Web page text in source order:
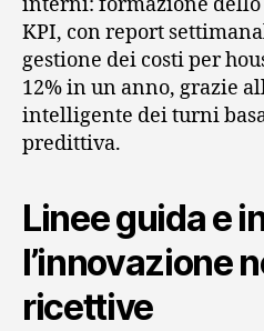
interni: formazione dello
KPI, con report
gestione dei costi per
12% in un anno, grazie
intelligente dei turni
predittiva.
Linee guida e
l’innovazione
ricettive